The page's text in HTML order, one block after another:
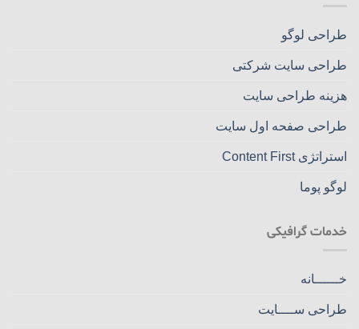
طراحی لوگو
طراحی سایت شرکتی
هزینه طراحی سایت
طراحی صفحه اول سایت
استراتژی Content First
لوگو پوما
خدمات گرافیکی
خــــــانه
طراحی ســــایت